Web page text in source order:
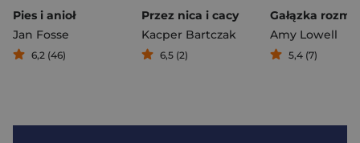
Pies i anioł
Jan Fosse
6,2 (46)
Przez nica i cacy
Kacper Bartczak
6,5 (2)
Gałązka
Amy Lowell
5,4 (7)